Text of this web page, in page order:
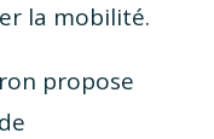
la mobilité.
propose